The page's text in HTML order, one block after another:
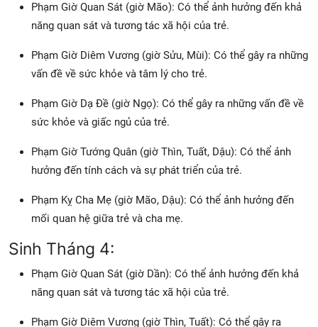
Phạm Giờ Quan Sát (giờ Mão): Có thể ảnh hưởng đến khả
năng quan sát và tương tác xã hội của trẻ.
Phạm Giờ Diêm Vương (giờ Sửu, Mùi): Có thể gây ra những
vấn đề về sức khỏe và tâm lý cho trẻ.
Phạm Giờ Dạ Đề (giờ Ngọ): Có thể gây ra những vấn đề về
sức khỏe và giấc ngủ của trẻ.
Phạm Giờ Tướng Quân (giờ Thìn, Tuất, Dậu): Có thể ảnh
hưởng đến tính cách và sự phát triển của trẻ.
Phạm Kỵ Cha Mẹ (giờ Mão, Dậu): Có thể ảnh hưởng đến
mối quan hệ giữa trẻ và cha mẹ.
Sinh Tháng 4:
Phạm Giờ Quan Sát (giờ Dần): Có thể ảnh hưởng đến khả
năng quan sát và tương tác xã hội của trẻ.
Phạm Giờ Diêm Vương (giờ Thìn, Tuất): Có thể gây ra